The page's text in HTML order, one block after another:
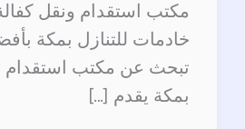
مكتب استقدام ونقل
خادمات للتنازل بمكة
تبحث عن مكتب استقدام
بمكة يقدم […]